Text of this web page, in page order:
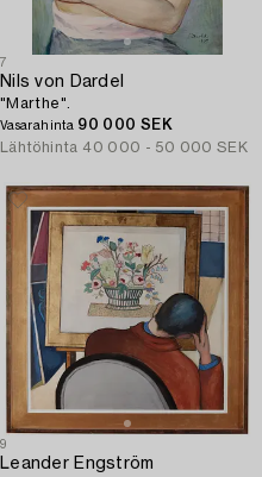
7
Nils von Dardel
"Marthe".
Vasarahinta 90 000 SEK
Lähtöhinta 40 000 - 50 000 SEK
9
Leander Engström